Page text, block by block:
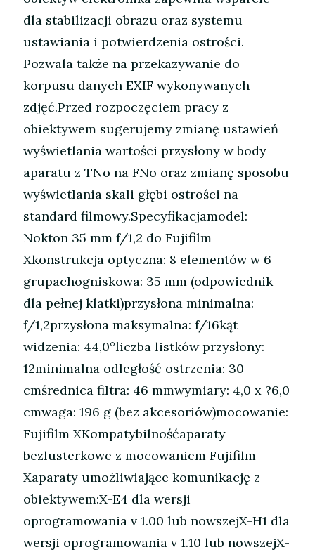
dla stabilizacji obrazu oraz systemu
ustawiania i potwierdzenia ostrości.
Pozwala także na przekazywanie do
korpusu danych EXIF wykonywanych
zdjęć.Przed rozpoczęciem pracy z
obiektywem sugerujemy zmianę ustawień
wyświetlania wartości przysłony w body
aparatu z TNo na FNo oraz zmianę sposobu
wyświetlania skali głębi ostrości na
standard filmowy.Specyfikacjamodel:
Nokton 35 mm f/1,2 do Fujifilm
Xkonstrukcja optyczna: 8 elementów w 6
grupachogniskowa: 35 mm (odpowiednik
dla pełnej klatki)przysłona minimalna:
f/1,2przysłona maksymalna: f/16kąt
widzenia: 44,0°liczba listków przysłony:
12minimalna odległość ostrzenia: 30
cmśrednica filtra: 46 mmwymiary: 4,0 x ?6,0
cmwaga: 196 g (bez akcesoriów)mocowanie:
Fujifilm XKompatybilnośćaparaty
bezlusterkowe z mocowaniem Fujifilm
Xaparaty umożliwiające komunikację z
obiektywem:X-E4 dla wersji
oprogramowania v 1.00 lub nowszejX-H1 dla
wersji oprogramowania v 1.10 lub nowszejX-